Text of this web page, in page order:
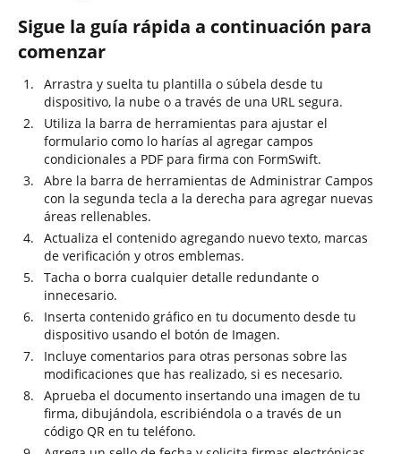
Sigue la guía rápida a continuación para
comenzar
Arrastra y suelta tu plantilla o súbela desde tu
dispositivo, la nube o a través de una URL segura.
Utiliza la barra de herramientas para ajustar el
formulario como lo harías al agregar campos
condicionales a PDF para firma con FormSwift.
Abre la barra de herramientas de Administrar Campos
con la segunda tecla a la derecha para agregar nuevas
áreas rellenables.
Actualiza el contenido agregando nuevo texto, marcas
de verificación y otros emblemas.
Tacha o borra cualquier detalle redundante o
innecesario.
Inserta contenido gráfico en tu documento desde tu
dispositivo usando el botón de Imagen.
Incluye comentarios para otras personas sobre las
modificaciones que has realizado, si es necesario.
Aprueba el documento insertando una imagen de tu
firma, dibujándola, escribiéndola o a través de un
código QR en tu teléfono.